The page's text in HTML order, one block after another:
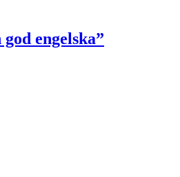
engelska”